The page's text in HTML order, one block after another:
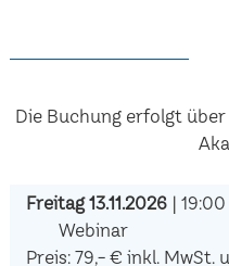
Die Buchung erfolgt
Freitag 13.11.2026| 19:00
Webinar
Preis: 79,- € inkl. MwSt.